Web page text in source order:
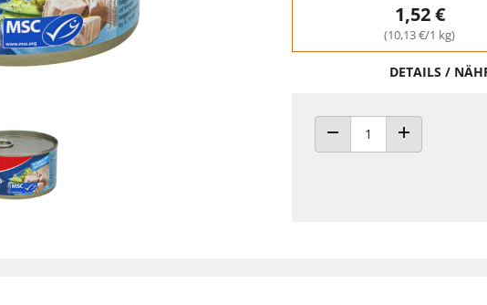
1,52 €
(10,13 €/1 kg)
DETAILS /
ANZAHL VERRINGERN
ANZAHL